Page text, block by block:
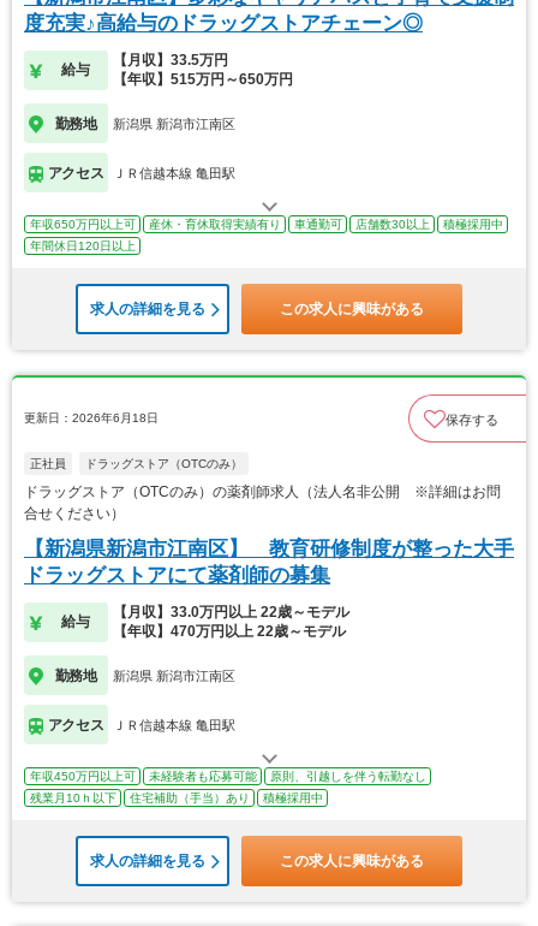
度充実♪高給与のドラッグストアチェーン◎
給与
【月収】33.5万円
【年収】515万円～650万円
勤務地 新潟県 新潟市江南区
アクセス ＪＲ信越本線 亀田駅
年収650万円以上可 産休・育休取得実績有り 車通勤可 店舗数30以上
積極採用中
年間休日120日以上
求人の詳細を見る この求人に興味がある
更新日：2026年6月18日 保存する
正社員 ドラッグストア（OTCのみ）
ドラッグストア（OTCのみ）の薬剤師求人（法人名非公開 ※詳細はお問
合せください）
【新潟県新潟市江南区】 教育研修制度が整った大手
ドラッグストアにて薬剤師の募集
給与
【月収】33.0万円以上 22歳～モデル
【年収】470万円以上 22歳～モデル
勤務地 新潟県 新潟市江南区
アクセス ＪＲ信越本線 亀田駅
年収450万円以上可 未経験者も応募可能
原則、引越しを伴う転勤なし
残業月10ｈ以下
住宅補助（手当）あり 積極採用中
求人の詳細を見る この求人に興味がある